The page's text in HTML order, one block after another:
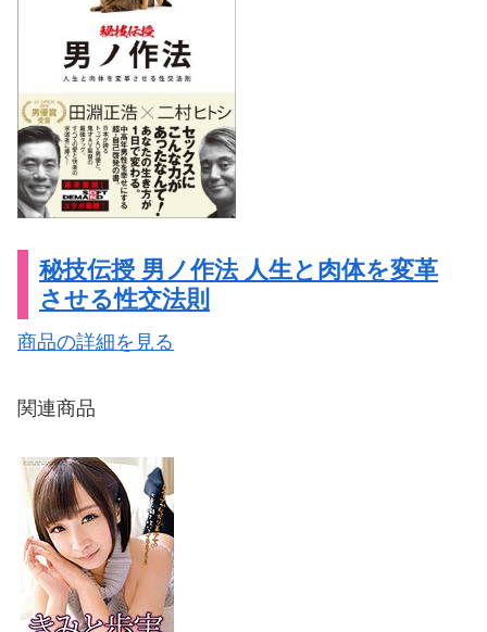
秘技伝授 男ノ作法 人生と肉体を変革
させる性交法則
商品の詳細を見る
関連商品